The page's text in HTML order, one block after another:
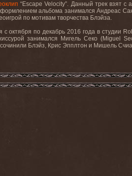
“Escape Velocity”. Данный трек взят с
альбома занимался Андреас
по мотивам творчества Блэйза.
с октября по декабрь 2016 года в студии
занимался Мигель Секо (Miguel
Блэйз, Крис Эпплтон и Мишель